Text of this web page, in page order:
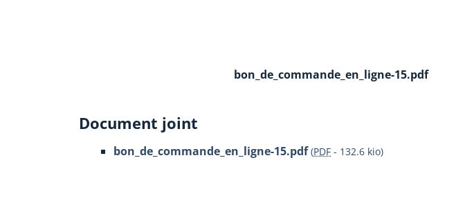
bon_de_commande_en_ligne-15.pdf
Document joint
bon_de_commande_en_ligne-15.pdf (PDF - 132.6 kio)